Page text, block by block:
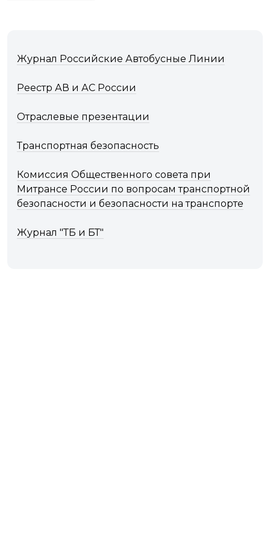
Журнал Российские Автобусные Линии
Реестр АВ и АС России
Отраслевые презентации
Транспортная безопасность
Комиссия Общественного совета при
Митрансе России по вопросам транспортной
безопасности и безопасности на транспорте
Журнал "ТБ и БТ"